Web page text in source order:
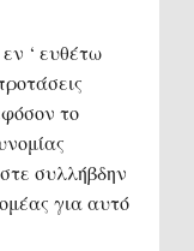
‘ ευθέτω
το
συλλήβδην
για αυτό